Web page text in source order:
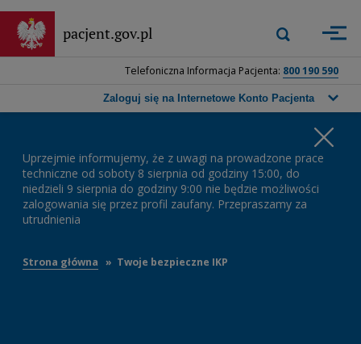
głównej
treści
pacjent.gov.pl
górna
Wpisz
frazę,
którą
a
następnie
naciśnij
przycisk
Enter.
Zastosuj
Telefoniczna Informacja Pacjenta: 800 190 590
Zaloguj się na Internetowe Konto Pacjenta
Uprzejmie informujemy, że z uwagi na prowadzone prace
techniczne od soboty 8 sierpnia od godziny 15:00, do
niedzieli 9 sierpnia do godziny 9:00 nie będzie możliwości
zalogowania się przez profil zaufany. Przepraszamy za
utrudnienia
Strona główna Twoje bezpieczne IKP